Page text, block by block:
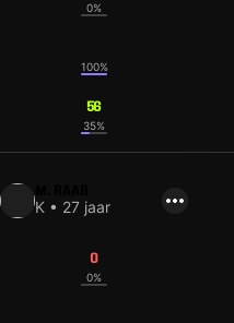
0%
100%
56
35%
K • 27 jaar
0
0%